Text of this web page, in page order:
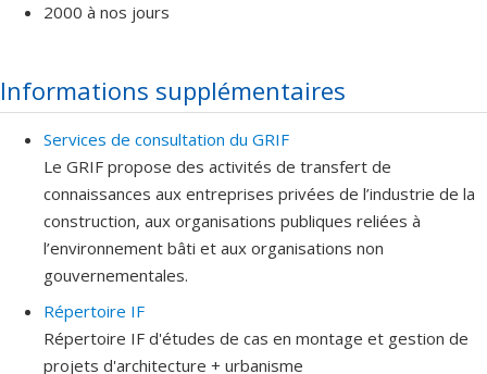
2000 à nos jours
Informations supplémentaires
Services de consultation du GRIF
Le GRIF propose des activités de transfert de
connaissances aux entreprises privées de l’industrie de la
construction, aux organisations publiques reliées à
l’environnement bâti et aux organisations non
gouvernementales.
Répertoire IF
Répertoire IF d'études de cas en montage et gestion de
projets d'architecture + urbanisme